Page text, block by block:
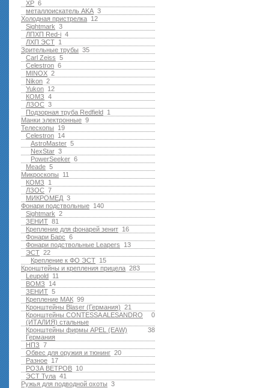
6
XP
3
металлоискатель AKA
12
Холодная пристрелка
3
Sightmark
4
ЛПХП Red-i
1
ЛХП ЭСТ
35
Зрительные трубы
5
Carl Zeiss
6
Celestron
2
MINOX
2
Nikon
12
Yukon
4
КОМЗ
3
ЛЗОС
1
Подзорная труба Redfield
9
Манки электронные
19
Телескопы
14
Celestron
5
AstroMaster
3
NexStar
6
PowerSeeker
5
Meade
11
Микроскопы
1
КОМЗ
7
ЛЗОС
3
МИКРОМЕД
140
Фонари подствольные
2
Sightmark
81
ЗЕНИТ
16
Крепление для фонарей зенит
6
Фонари Барс
13
Фонари подствольные Leapers
22
ЭСТ
15
Крепление к ФО ЭСТ
283
Кронштейны и крепления прицела
11
Leupold
14
ВОМЗ
5
ЗЕНИТ
99
Крепление МАК
21
Кронштейны Blaser (Германия)
0
Кронштейны CONTESSA ALESANDRO
(ИТАЛИЯ) стальные
38
Кронштейны фирмы APEL (EAW)
Германия
7
НПЗ
20
Обвес для оружия и тюнинг
17
Разное
10
РОЗА ВЕТРОВ
41
ЭСТ Тула
3
Ружья для подводной оxоты